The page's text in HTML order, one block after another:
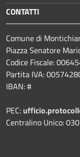
CONTATTI
Comune di
Piazza Senatore
Codice Fiscale:
Partita IVA:
IBAN: #
PEC:
Centralino Unico: